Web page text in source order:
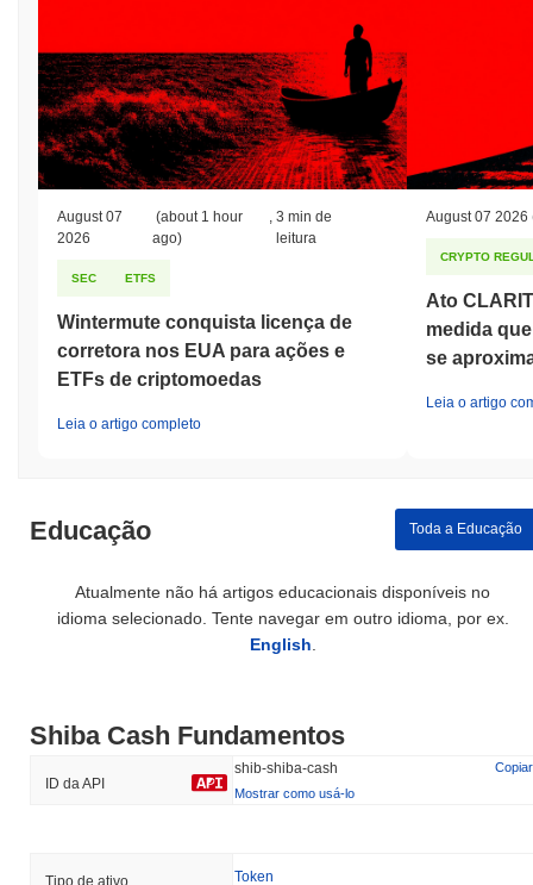
Como Shiba Cash está se desempenhando em
comparação com o mercado cripto mais amplo?
Nos últimos 7 dias, Shiba Cash ganhou 3.35%, superando o
mercado cripto geral que registrou um ganho de
0.22%
indica um desempenho forte na ação de preço de SHIB em
relação ao momentum do mercado mais amplo.
August 07
2026
(about 1 hour
ago)
, 3 min de
leitura
SEC ETFS
Wintermute conquista licença de
corretora nos EUA para ações e
ETFs de criptomoedas
Leia o artigo completo
August 07 2026
CRYPTO
Ato
medida
se
Leia o artigo
Educação Toda a Educação
Atualmente não há artigos educacionais disponíveis no
idioma selecionado. Tente navegar em outro idioma, por ex.
English
Shiba Cash Fundamentos
ID da API
shib-shiba-cash
Copiar
Mostrar como usá-lo
Tipo de ativo Token